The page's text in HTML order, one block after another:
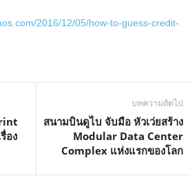
2016/12/05/how-to-guess-credit-
อง
บทความถัดไป
สนามบินดูไบ จับมือ หัวเว่ยสร้าง
Modular Data Center
Complex แห่งแรกของโลก